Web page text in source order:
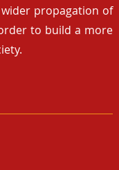
propagation of
to build a more